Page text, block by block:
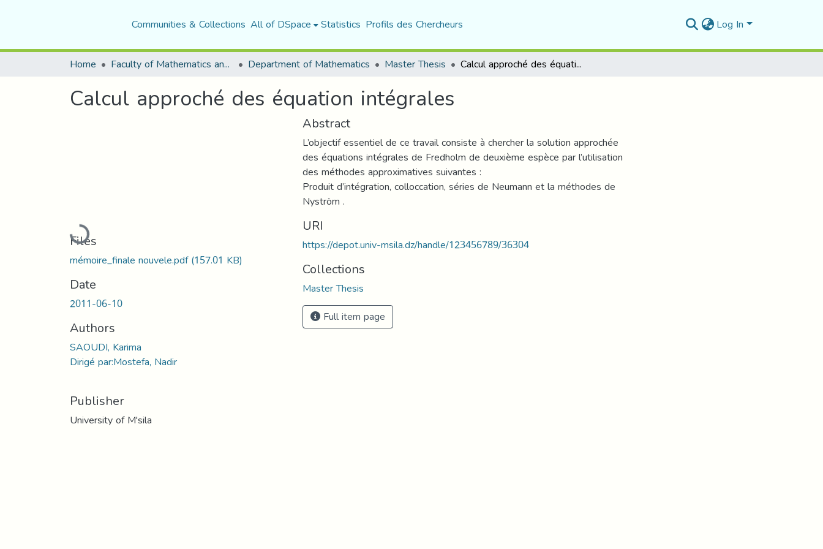
Communities & Collections All of DSpace Statistics Profils des Chercheurs Log In
Home Faculty of Mathematics and Computer Science Department of Mathematics Master Thesis Calcul approché des équation intégrales
Calcul approché des équation intégrales
Loading...
Files
mémoire_finale nouvele.pdf(157.01 KB)
Date
2011-06-10
Authors
SAOUDI, Karima
Dirigé par:Mostefa, Nadir
Publisher
University of M'sila
Abstract
L’objectif essentiel de ce travail consiste à chercher la solution approchée
des équations intégrales de Fredholm de deuxième espèce par l’utilisation
des méthodes approximatives suivantes :
Produit d’intégration, colloccation, séries de Neumann et la méthodes de
Nyström .
URI
https://depot.univ-msila.dz/handle/123456789/36304
Collections
Master Thesis
Full item page